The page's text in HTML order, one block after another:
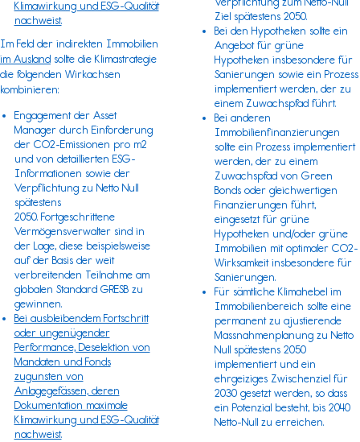
Klimawirkung und ESG-Qualität
nachweist.
Im Feld der indirekten Immobilien
im Ausland sollte die Klimastrategie
die folgenden Wirkachsen
kombinieren:
Engagement der Asset
Manager durch Einforderung
der CO2-Emissionen pro m2
und von detaillierten ESG-
Informationen sowie der
Verpflichtung zu Netto Null
spätestens
2050. Fortgeschrittene
Vermögensverwalter sind in
der Lage, diese beispielsweise
auf der Basis der weit
verbreitenden Teilnahme am
globalen Standard GRESBzu
gewinnen.
Bei ausbleibendem Fortschritt
oder ungenügender
Performance, Deselektion von
Mandaten und Fonds
zugunsten von
Anlagegefässen, deren
Dokumentation maximale
Klimawirkung und ESG-Qualität
nachweist.
Ziel spätestens 2050.
Bei den Hypotheken sollte ein
Angebot für grüne
Hypotheken insbesondere für
Sanierungen sowie ein Prozess
implementiert werden, der zu
einem Zuwachspfad führt.
Bei anderen
Immobilienfinanzierungen
sollte ein Prozess implementiert
werden, der zu einem
Zuwachspfad von Green
Bonds oder gleichwertigen
Finanzierungen führt,
eingesetzt für grüne
Hypotheken und/oder grüne
Immobilien mit optimaler CO2-
Wirksamkeit insbesondere für
Sanierungen.
Für sämtliche Klimahebel im
Immobilienbereich sollte eine
permanent zu ajustierende
Massnahmenplanung zu Netto
Null spätestens 2050
implementiert und ein
ehrgeiziges Zwischenziel für
2030 gesetzt werden, so dass
ein Potenzial besteht, bis 2040
Netto-Null zu erreichen.